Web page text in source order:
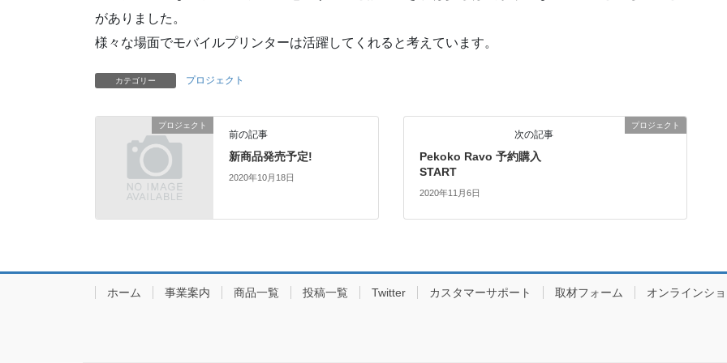
がありました。
様々な場面でモバイルプリンターは活躍してくれると考えています。
カテゴリー プロジェクト
プロジェクト
前の記事
新商品発売予定!
2020年10月18日
プロジェクト
次の記事
Pekoko Ravo 予約購入
START
2020年11月6日
ホーム 事業案内 商品一覧 投稿一覧 Twitter カスタマーサポート 取材フォーム オンラインシ